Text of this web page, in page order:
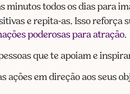
minutos todos os dias para
e repita-as. Isso reforça
poderosas para atração.
que te apoiam e
ações em direção aos seus